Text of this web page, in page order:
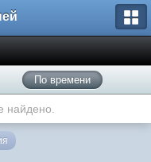
По времени
найдено.